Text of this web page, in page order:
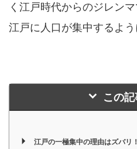
く江戸時代からのジレン
江戸に人口が集中するよ
この
江戸の一極集中の理由はズバリ！